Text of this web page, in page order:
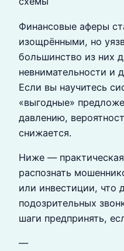
Финансовые аферы
изощрёнными, но
большинство из них
невнимательности и
Если вы научитесь
«выгодные»
давлению,
снижается.
Ниже —
распознать
или инвестиции, что
подозрительных
шаги предпринять,
—